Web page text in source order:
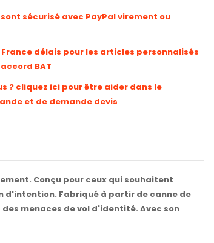
sécurisé avec PayPal virement ou
délais pour les articles personnalisés
BAT
? cliquez ici pour être aider dans le
et de demande devis
Conçu pour ceux qui souhaitent
Fabriqué à partir de canne de
menaces de vol d'identité. Avec son